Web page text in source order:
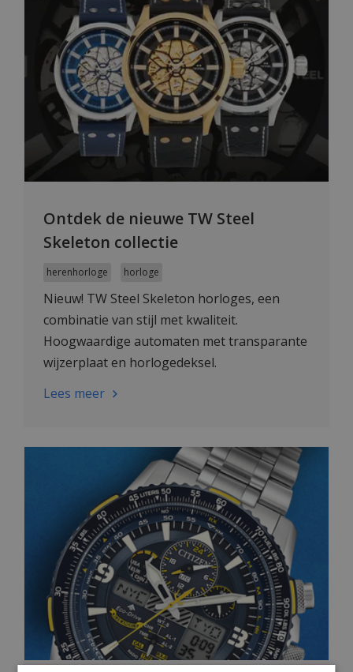
Ontdek de nieuwe TW Steel
Skeleton collectie
herenhorloge horloge
Nieuw! TW Steel Skeleton horloges, een
combinatie van stijl met kwaliteit.
Hoogwaardige automaten met transparante
wijzerplaat en horlogedeksel.
Lees meer